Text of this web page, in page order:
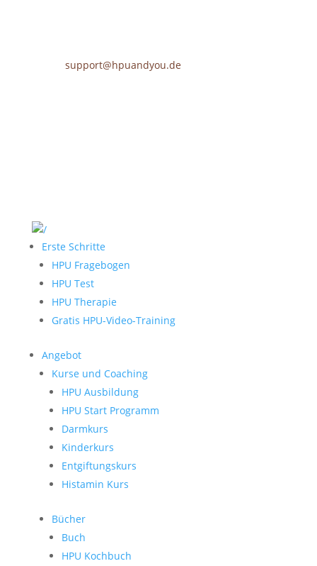
support@hpuandyou.de
Erste Schritte
HPU Fragebogen
HPU Test
HPU Therapie
Gratis HPU-Video-Training
Angebot
Kurse und Coaching
HPU Ausbildung
HPU Start Programm
Darmkurs
Kinderkurs
Entgiftungskurs
Histamin Kurs
Bücher
Buch
HPU Kochbuch